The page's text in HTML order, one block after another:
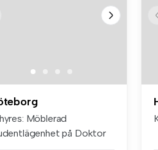
Möblerad
på Doktor